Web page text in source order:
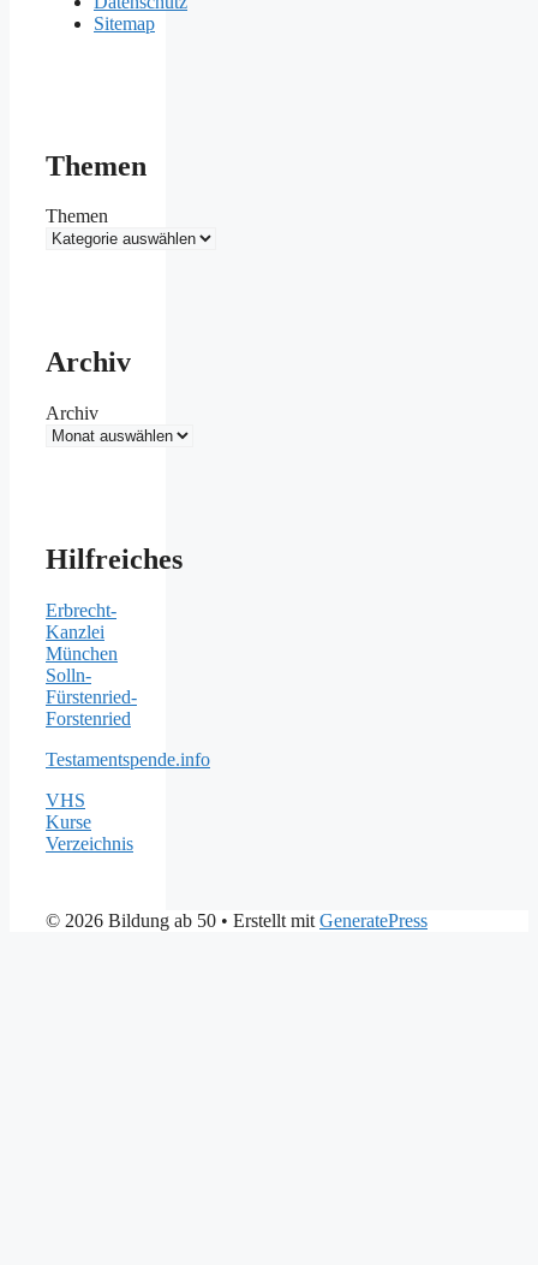
Sitemap
Themen
Themen
Archiv
Archiv
Hilfreiches
Erbrecht-
Kanzlei
München
Solln-
Fürstenried-
Forstenried
Testamentspende.info
VHS
Kurse
Verzeichnis
© 2026 Bildung ab 50 • Erstellt mit GeneratePress